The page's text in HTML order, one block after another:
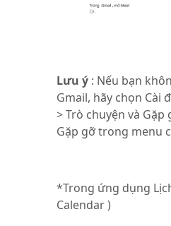
Lưu ý : Nếu bạn
Gmail, hãy chọn Cài
> Trò chuyện và
Gặp gỡ trong menu
*Trong ứng dụng
Calendar )